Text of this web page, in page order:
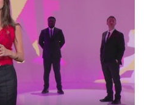
che sembra non avere